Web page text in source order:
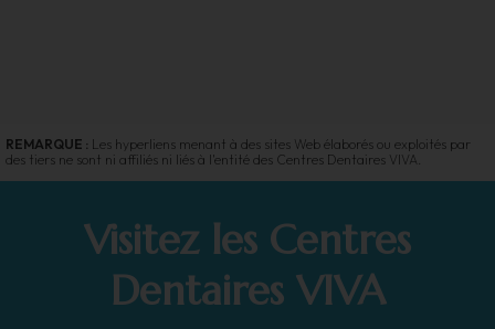
REMARQUE : Les hyperliens menant à des sites Web élaborés ou exploités par
des tiers ne sont ni affiliés ni liés à l'entité des Centres Dentaires VIVA.
Visitez les Centres
Dentaires VIVA